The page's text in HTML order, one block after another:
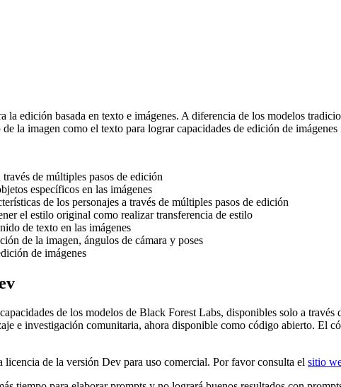
edición basada en texto e imágenes. A diferencia de los modelos
la imagen como el texto para lograr capacidades de edición de imágenes
de múltiples pasos de edición
específicos en las imágenes
de los personajes a través de múltiples pasos de edición
el estilo original como realizar transferencia de estilo
de texto en las imágenes
de la imagen, ángulos de cámara y poses
de imágenes
de los modelos de Black Forest Labs, disponibles solo a través
e investigación comunitaria, ahora disponible como código abierto. El
de la versión Dev para uso comercial. Por favor consulta el sitio